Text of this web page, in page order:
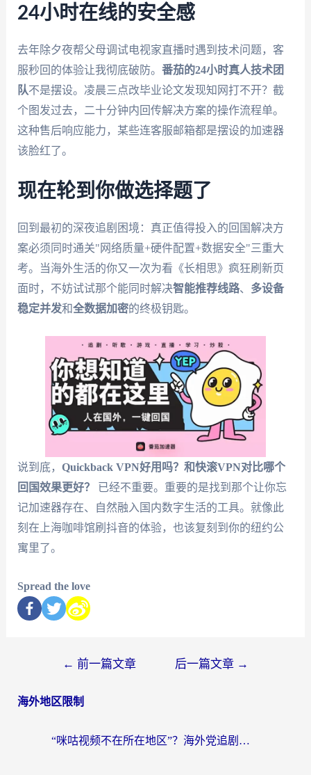
24小时在线的安全感
去年除夕夜帮父母调试电视家直播时遇到技术问题，客
服秒回的体验让我彻底破防。 番茄的24小时真人技术团
队不是摆设。凌晨三点改毕业论文发现知网打不开？截
个图发过去，二十分钟内回传解决方案的操作流程单。
这种售后响应能力，某些连客服邮箱都是摆设的加速器
该脸红了。
现在轮到你做选择题了
回到最初的深夜追剧困境：真正值得投入的回国解决方
案必须同时通关"网络质量+硬件配置+数据安全"三重大
考。当海外生活的你又一次为看《长相思》疯狂刷新页
面时，不妨试试那个能同时解决智能推荐线路、 多设备
稳定并发和全数据加密的终极钥匙。
说到底， Quickback VPN好用吗？和快滚VPN对比哪个
回国效果更好？
已经不重要。重要的是找到那个让你忘
记加速器存在、自然融入国内数字生活的工具。就像此
刻在上海咖啡馆刷抖音的体验，也该复刻到你的纽约公
寓里了。
Spread the love
← 前一篇文章 后一篇文章 →
海外地区限制
“咪咕视频不在所在地区”？海外党追剧看片、炒股的救星来了！